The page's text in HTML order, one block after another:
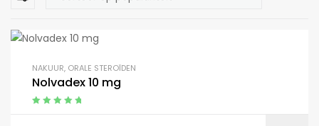
NAKUUR, ORALE STEROÏDEN
Nolvadex 10 mg